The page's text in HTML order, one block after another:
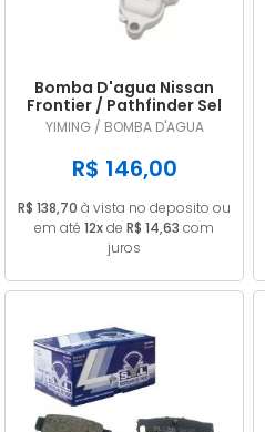
Bomba D'agua Nissan
Frontier / Pathfinder Sel
2.5 16v Diesel 2008/...
YIMING / BOMBA D'AGUA
R$ 146,00
R$ 138,70 à vista no deposito ou
em até 12xde R$ 14,63 com
juros